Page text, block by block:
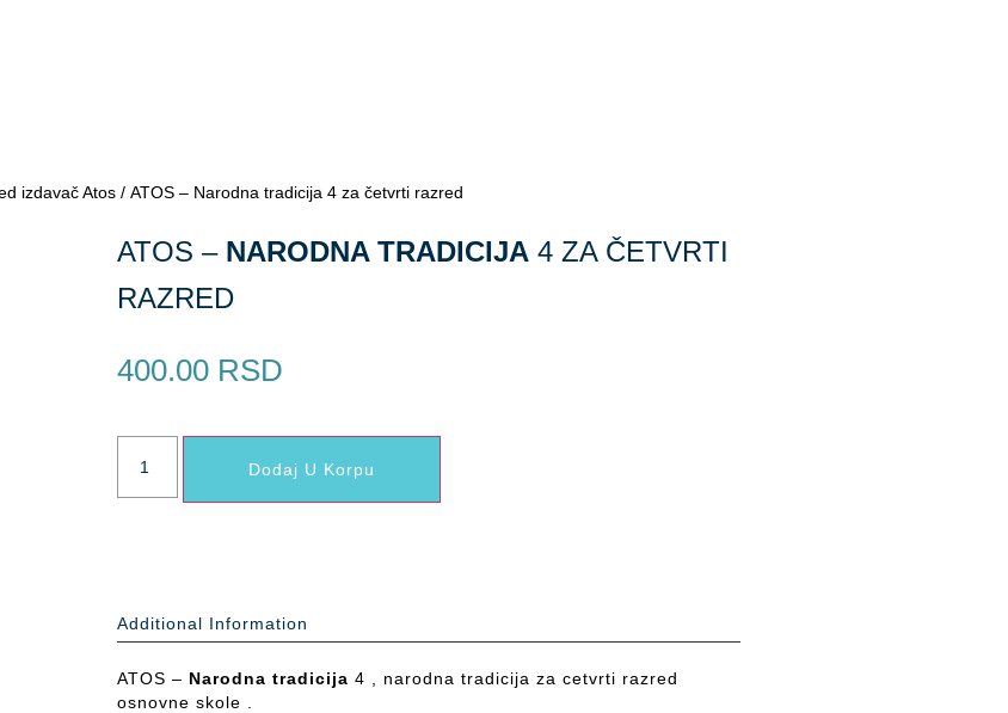
izdavač Atos/ ATOS – Narodna tradicija 4 za četvrti razred
ATOS – NARODNA TRADICIJA 4 ZA ČETVRTI
RAZRED
400.00 RSD
Dodaj U Korpu
Additional Information
ATOS – Narodna tradicija 4 , narodna tradicija za cetvrti razred
osnovne skole .